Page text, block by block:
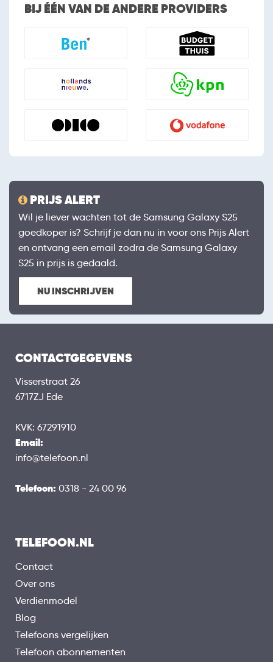
BIJ ÉÉN VAN DE ANDERE PROVIDERS
PRIJS ALERT
Wil je liever wachten tot de Samsung Galaxy S25
goedkoper is? Schrijf je dan nu in voor ons Prijs Alert
en ontvang een email zodra de Samsung Galaxy
S25 in prijs is gedaald.
NU INSCHRIJVEN
CONTACTGEGEVENS
Visserstraat 26
6717ZJ Ede
KVK: 67291910
Email:
info@telefoon.nl
Telefoon: 0318 - 24 00 96
TELEFOON.NL
Contact
Over ons
Verdienmodel
Blog
Telefoons vergelijken
Telefoon abonnementen